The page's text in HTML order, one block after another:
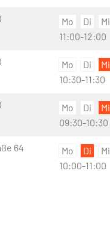
Mo Di Mi
11:00-12:00
Mo Di Mi
10:30-11:30
Mo Di Mi
09:30-10:30
64
Mo Di Mi
10:00-11:00